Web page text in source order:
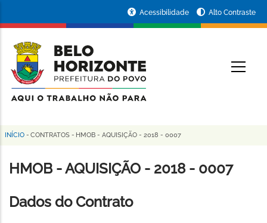
conteúdo
principal
da
Prefeitura
de
Horizonte
Acessibilidade Alto Contraste
Trilha
de
INÍCIO - CONTRATOS - HMOB - AQUISIÇÃO - 2018 - 0007
HMOB - AQUISIÇÃO - 2018 - 0007
Dados do Contrato